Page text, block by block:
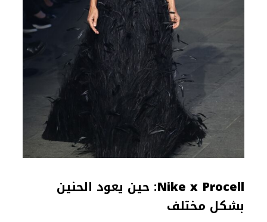
Nike x Procell: حين يعود الحنين
بشكل مختلف